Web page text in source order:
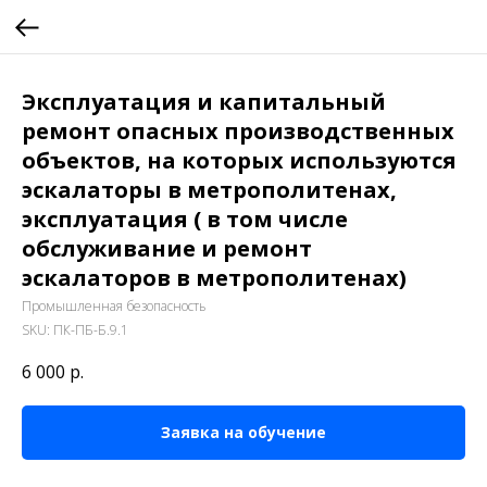
Эксплуатация и капитальный
ремонт опасных производственных
объектов, на которых используются
эскалаторы в метрополитенах,
эксплуатация ( в том числе
обслуживание и ремонт
эскалаторов в метрополитенах)
Промышленная безопасность
SKU: ПК-ПБ-Б.9.1
6 000 р.
Заявка на обучение